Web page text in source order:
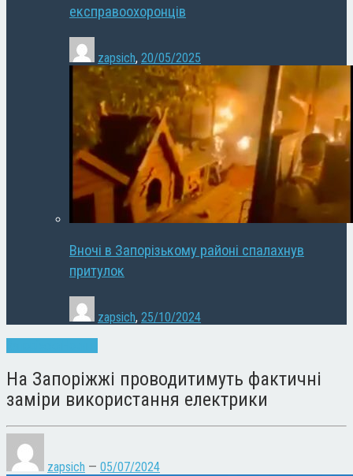
експравоохоронців
zapsich, 20/05/2025
Вночі в Запорізькому районі спалахнув
притулок
zapsich, 25/10/2024
На Запоріжжі проводитимуть фактичні
заміри використання електрики
zapsich — 05/07/2024